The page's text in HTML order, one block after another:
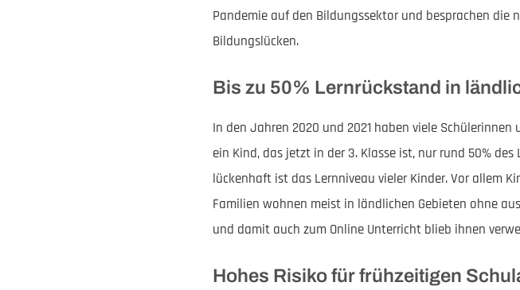
Pandemie auf den Bildungssektor und besprachen
Bildungslücken.
Bis zu 50% Lernrückstand in
In den Jahren 2020 und 2021 haben viele
ein Kind, das jetzt in der 3. Klasse ist, nur rund 50%
lückenhaft ist das Lernniveau vieler Kinder. Vor allem
Familien wohnen meist in ländlichen Gebieten ohne
und damit auch zum Online Unterricht blieb ihnen
Hohes Risiko für frühzeitigen